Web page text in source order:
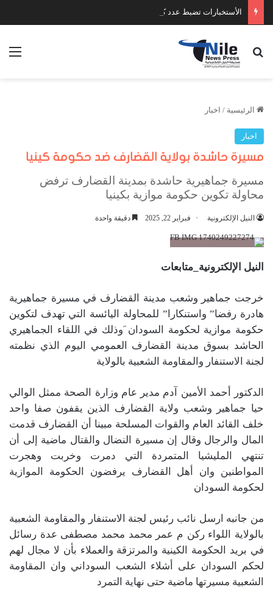
الأستخبارات تضبط عدد كبير من السلاح والمخدرات
بحث عن
الرئيسية / اخبار
اخبار
مسيرة حاشدة بولاية القضارف ضد حكومة كينيا
مسيرة جماهيرية حاشدة بمدينة القضارف ترفض
محاولة تكوين حكومة موازية بكينيا
النيل الإلكترونية فبراير 22, 2025 دقيقة واحدة
النيل الإلكترونية_متابعات
خرجت جماهير وشعب مدينة القضارف في مسيرة جماهيرية
هادرة رفضا” واستنكارا” للمحاولة اليائسة التي تهدف لتكوين
حكومة موازية لحكومة السودان َوذلك في اللقاء الجماهيري
الحاشد بسوق مدينة القضارف العمومي اليوم الذي نظمته
لجنة الاستنفار والمقاومة الشعبية بالولاية
الدكتور أحمد الأمين آدم مدير عام وزارة الصحة ممثل الوالي
حيا جماهير وشعب ولاية القضارف الذين يقفون صفا واحد
خلف القائد العام والقوات المسلحة مبينا أن القضارف قدمت
المال والرجال وقال إن مسيرة النضال والقتال ماضية إلى أن
تنتهي المليشيا المتمردة التي دمرت وخربت وهجرت
المواطنين وان أهل القضارف يرفضون الحكومة الموازية
لحكومة السودان
من جانبه ارسل نائب رئيس لجنة الاستنفار والمقاومة الشعبية
بالولاية اللواء ركن م عمر محمد محمد مصطفى عدة رسائل
في بريد الحكومة الكينية والمرتزقة والعملاء بأن لا مجال لهم
لحكم السودان على أشلاء الشعب السوداني وان المقاومة
الشعبية مسيرتها ماضية حتى نهاية التمرد